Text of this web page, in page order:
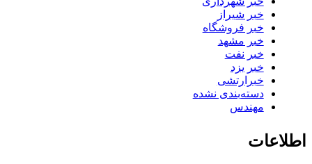
خبر شیراز
خبر فروشگاه
خبر مشهد
خبر نفت
خبر یزد
خبرارتشی
دسته‌بندی نشده
مهندس
اطلاعات